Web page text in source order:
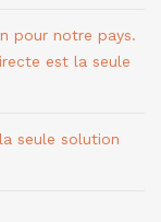
pour notre pays.
est la seule
seule solution